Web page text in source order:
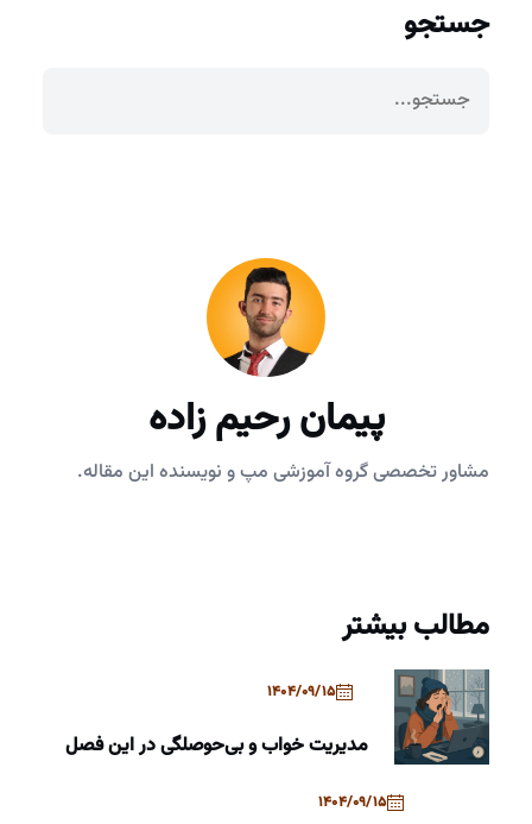
جستجو
پیمان رحیم زاده
مشاور تخصصی گروه آموزشی مپ و نویسنده این مقاله.
مطالب بیشتر
1404/09/15
مدیریت خواب و بی‌حوصلگی در این فصل
1404/09/15